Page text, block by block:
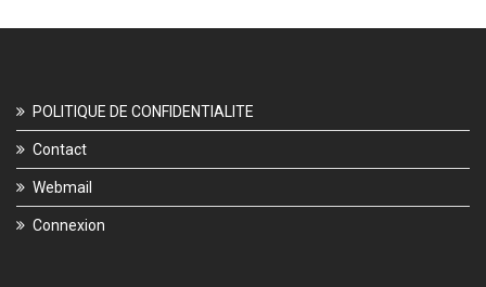
POLITIQUE DE CONFIDENTIALITE
Contact
Webmail
Connexion